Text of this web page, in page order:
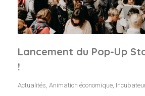
Lancement du Pop-Up
!
Actualités Animation économique